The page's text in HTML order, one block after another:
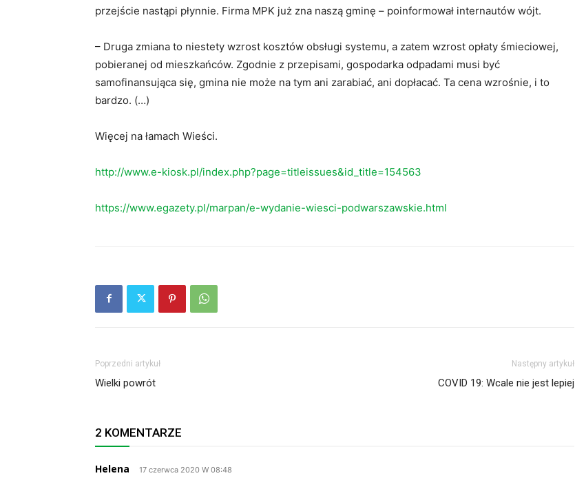
przejście nastąpi płynnie. Firma MPK już zna naszą gminę – poinformował internautów wójt.
– Druga zmiana to niestety wzrost kosztów obsługi systemu, a zatem wzrost opłaty śmieciowej,
pobieranej od mieszkańców. Zgodnie z przepisami, gospodarka odpadami musi być
samofinansująca się, gmina nie może na tym ani zarabiać, ani dopłacać. Ta cena wzrośnie, i to
bardzo. (…)
Więcej na łamach Wieści.
http://www.e-kiosk.pl/index.php?page=titleissues&id_title=154563
https://www.egazety.pl/marpan/e-wydanie-wiesci-podwarszawskie.html
Poprzedni artykuł
Wielki powrót
Następny artykuł
COVID 19: Wcale nie jest lepiej
2 KOMENTARZE
Helena 17 czerwca 2020 W 08:48